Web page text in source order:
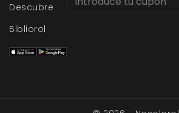
Descubre
Bibliorol